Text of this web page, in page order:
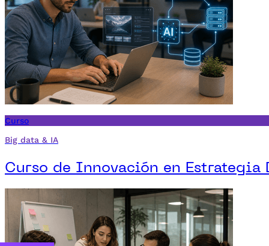
Curso
Big data & IA
Curso de Innovación en